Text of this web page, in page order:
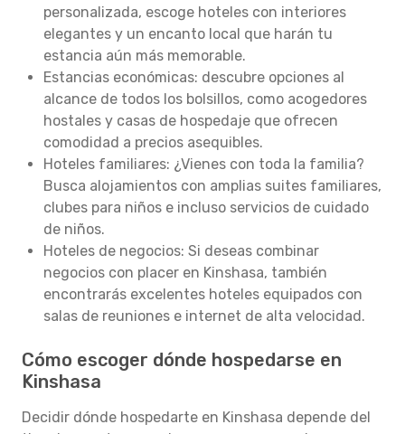
personalizada, escoge hoteles con interiores
elegantes y un encanto local que harán tu
estancia aún más memorable.
Estancias económicas: descubre opciones al
alcance de todos los bolsillos, como acogedores
hostales y casas de hospedaje que ofrecen
comodidad a precios asequibles.
Hoteles familiares: ¿Vienes con toda la familia?
Busca alojamientos con amplias suites familiares,
clubes para niños e incluso servicios de cuidado
de niños.
Hoteles de negocios: Si deseas combinar
negocios con placer en Kinshasa, también
encontrarás excelentes hoteles equipados con
salas de reuniones e internet de alta velocidad.
Cómo escoger dónde hospedarse en
Kinshasa
Decidir dónde hospedarte en Kinshasa depende del